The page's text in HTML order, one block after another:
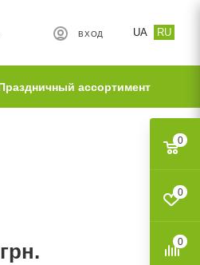
UA RU
ВХОД
ассортимент
грн.
0
0
0